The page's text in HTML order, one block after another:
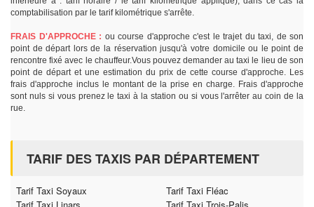
comptabilisation par le tarif kilométrique s'arrête.
FRAIS D'APPROCHE : ou course d'approche c'est le trajet du taxi, de son
point de départ lors de la réservation jusqu'à votre domicile ou le point de
rencontre fixé avec le chauffeur.Vous pouvez demander au taxi le lieu de son
point de départ et une estimation du prix de cette course d'approche. Les
frais d'approche inclus le montant de la prise en charge. Frais d'approche
sont nuls si vous prenez le taxi à la station ou si vous l'arrêter au coin de la
rue.
TARIF DES TAXIS PAR DÉPARTEMENT
Tarif Taxi Soyaux
Tarif Taxi Fléac